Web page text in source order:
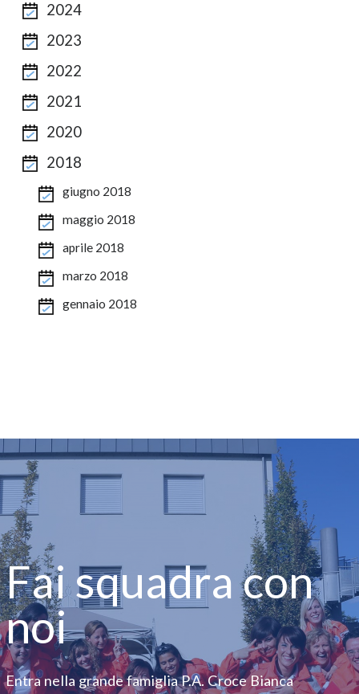
2024
2023
2022
2021
2020
2018
giugno 2018
maggio 2018
aprile 2018
marzo 2018
gennaio 2018
Fai squadra con
noi
Entra nella grande famiglia P.A. Croce Bianca